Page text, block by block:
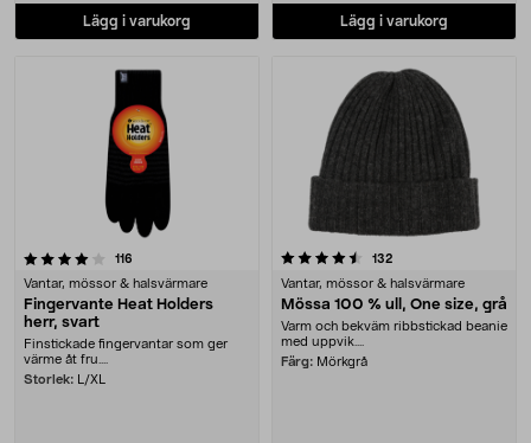
Lägg i varukorg Lägg i varukorg
116
Vantar, mössor & halsvärmare
Fingervante Heat Holders
herr, svart
Finstickade fingervantar som ger
värme åt fru....
Storlek:
L/XL
4.5 av 5 stjärnor 132recensioner
Vantar, mössor & halsvärmare
Mössa 100 % ull, One size, grå
Varm och bekväm ribbstickad beanie
med uppvik....
Färg: Mörkgrå